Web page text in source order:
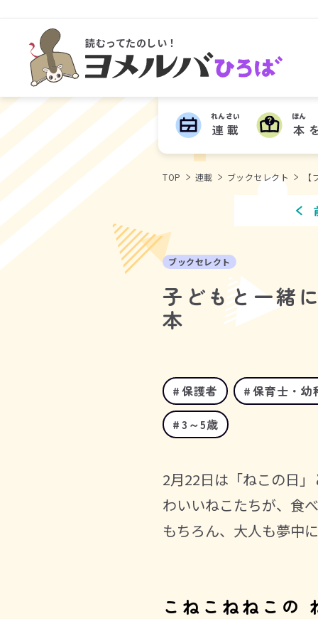
読むってたのしい！
ヨメルバひろば
連載
れんさい
本
ほん
を
TOP 連載 ブックセレクト
ブックセレクト
子どもと一緒
本
保護者 保育士・幼
3～5歳
2月22日は「ねこの日
わいいねこたちが、食
もちろん、大人も夢中
こねこねねこの